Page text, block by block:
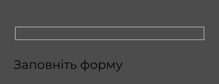
Заповніть форму